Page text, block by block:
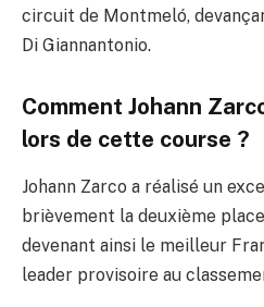
circuit de Montmeló,
Di Giannantonio.
Comment Johann
lors de cette course ?
Johann Zarco a réalisé un
brièvement la deuxième
devenant ainsi le meilleur
leader provisoire au